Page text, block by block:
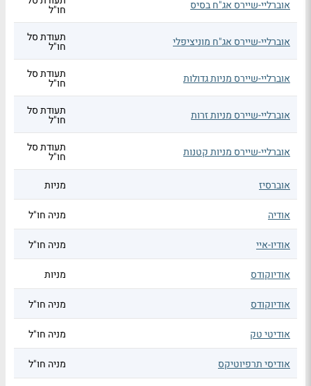
אוברליי-שיירס אג"ח בסיס חו"ל
אוברליי-שיירס אג"ח מוניציפלי תעודת סל
חו"ל
אוברליי-שיירס מניות גדולות תעודת סל
חו"ל
אוברליי-שיירס מניות זרות תעודת סל
חו"ל
אוברליי-שיירס מניות קטנות תעודת סל
חו"ל
אוברסיז
מניות
אודיה מניה חו"ל
אודיו-איי מניה חו"ל
אודיוקודס מניות
אודיוקודס מניה חו"ל
אודיטי טק מניה חו"ל
אודיסי תרפיוטיקס מניה חו"ל